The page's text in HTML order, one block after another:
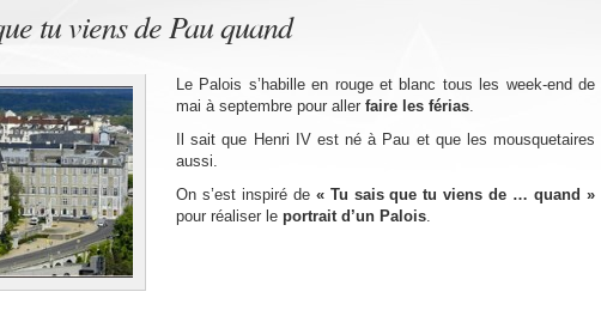
tu viens de Pau quand
Le Palois s’habille en rouge et blanc tous les week-end de
mai à septembre pour aller faire les férias.
Il sait que Henri IV est né à Pau et que les mousquetaires
aussi.
On s’est inspiré de « Tu sais que tu viens de … quand »
pour réaliser le portrait d’un Palois.